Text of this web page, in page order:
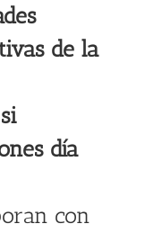
de la
día
con